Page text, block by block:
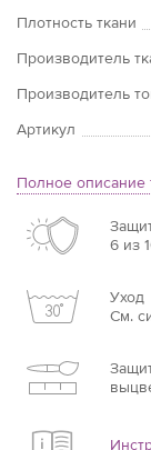
Плотность ткани
Производитель
Производитель
Артикул
Полное описание
6 из
Уход
См.